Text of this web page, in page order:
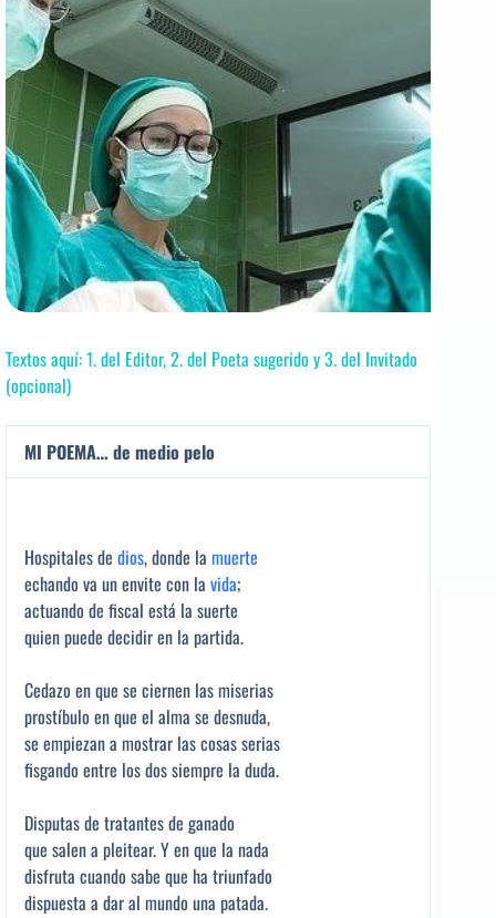
Textos aquí: 1. del Editor, 2. del Poeta sugerido y 3. del Invitado
(opcional)
MI POEMA… de medio pelo
Hospitales de dios, donde la muerte
echando va un envite con la vida;
actuando de fiscal está la suerte
quien puede decidir en la partida.
Cedazo en que se ciernen las miserias
prostíbulo en que el alma se desnuda,
se empiezan a mostrar las cosas serias
fisgando entre los dos siempre la duda.
Disputas de tratantes de ganado
que salen a pleitear. Y en que la nada
disfruta cuando sabe que ha triunfado
dispuesta a dar al mundo una patada.